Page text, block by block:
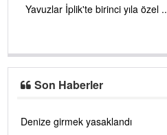
Yavuzlar İplik'te birinci yıla özel ..
Son Haberler
Denize girmek yasaklandı